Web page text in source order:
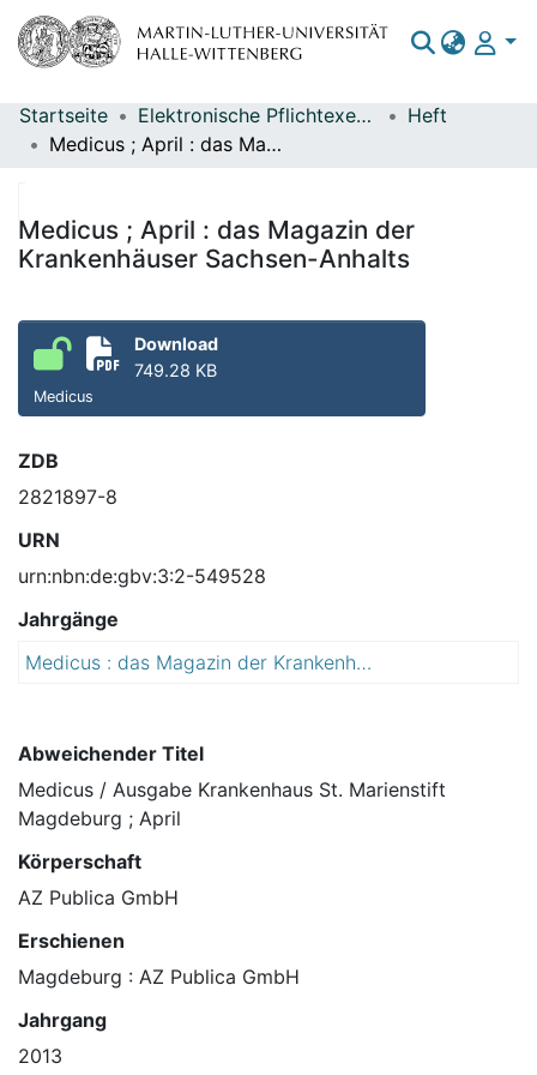
Bereiche & Sammlungen
Statistiken
Startseite Elektronische Pflichtexemplare
Heft
Medicus ; April : das Magazin der Krankenhäuser Sachsen-Anhalts
Medicus ; April : das Magazin der
Krankenhäuser Sachsen-Anhalts
Download
749.28 KB
Medicus
ZDB
2821897-8
URN
urn:nbn:de:gbv:3:2-549528
Jahrgänge
Medicus : das Magazin der Krankenhäuser Sachsen-Anhalts
Abweichender Titel
Medicus / Ausgabe Krankenhaus St. Marienstift
Magdeburg ; April
Körperschaft
AZ Publica GmbH
Erschienen
Magdeburg : AZ Publica GmbH
Jahrgang
2013